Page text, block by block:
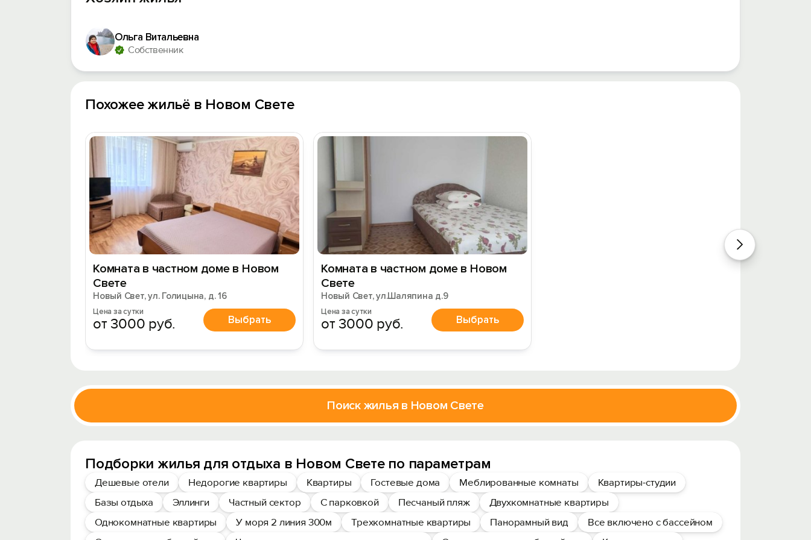
Ольга Витальевна
Собственник
Похожее жильё в Новом Свете
Комната в частном доме в Новом
Свете
Новый Свет, ул. Голицына, д. 16
Цена за сутки
от 3000 руб. Выбрать
Комната в частном доме в Новом
Свете
Новый Свет, ул.Шаляпина д.9
Цена за сутки
от 3000 руб. Выбрать
Поиск жилья в Новом Свете
Подборки жилья для отдыха в Новом Свете по параметрам
Дешевые отели Недорогие квартиры Квартиры Гостевые дома Меблированные комнаты
Квартиры-студии
Базы отдыха
Эллинги Частный сектор С парковкой Песчаный пляж
Двухкомнатные квартиры
Однокомнатные квартиры
У моря 2 линия 300м Трехкомнатные квартиры Панорамный вид
Все включено с бассейном